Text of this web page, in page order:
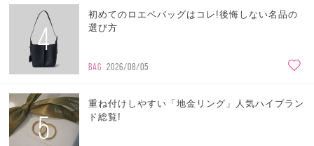
4
初めてのロエベバッグはコレ!後悔しない名品の
選び方
BAG 2026/08/05
5
重ね付けしやすい「地金リング」人気ハイブラン
ド総覧!